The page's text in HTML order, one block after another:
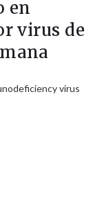
en
virus de
virus